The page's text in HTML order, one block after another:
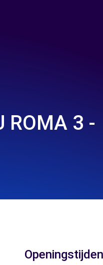
ROMA 3 -
Openingstijden